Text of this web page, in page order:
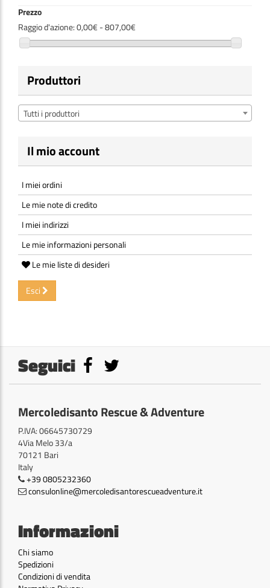
Kratos safety 2014
OW(1)
PETZL(46)
Skylotec(26)
SMC (3)
Wild Country 2012(6)
Prezzo
Raggio d'azione:0,00€ - 807,00€
Produttori
Tutti i produttori
Il mio account
I miei ordini
Le mie note di credito
I miei indirizzi
Le mie informazioni personali
Le mie liste di desideri
Esci
Seguici
Mercoledisanto Rescue & Adventure
P.IVA: 06645730729
4Via Melo 33/a
70121 Bari
Italy
+39 0805232360
consulonline@mercoledisantorescueadventure.it
Informazioni
Chi siamo
Spedizioni
Condizioni di vendita